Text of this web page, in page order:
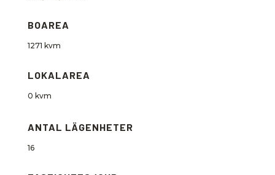
BOAREA
1271 kvm
LOKALAREA
0 kvm
ANTAL LÄGENHETER
16